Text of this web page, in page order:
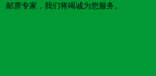
邮票专家，我们将竭诚为您服务。